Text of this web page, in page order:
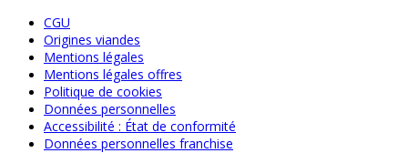
CGU
Origines viandes
Mentions légales
Mentions légales offres
Politique de cookies
Données personnelles
Accessibilité : État de conformité
Données personnelles franchise